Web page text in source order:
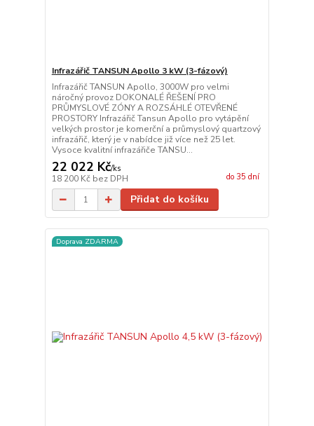
Infrazářič TANSUN Apollo 3 kW (3-fázový)
Infrazářič TANSUN Apollo, 3000W pro velmi
náročný provoz DOKONALÉ ŘEŠENÍ PRO
PRŮMYSLOVÉ ZÓNY A ROZSÁHLÉ OTEVŘENÉ
PROSTORY Infrazářič Tansun Apollo pro vytápění
velkých prostor je komerční a průmyslový quartzový
infrazářič, který je v nabídce již více než 25 let.
Vysoce kvalitní infrazářiče TANSU...
22 022 Kč/ks
18 200 Kč bez DPH do 35 dní
Přidat do košíku
Doprava ZDARMA